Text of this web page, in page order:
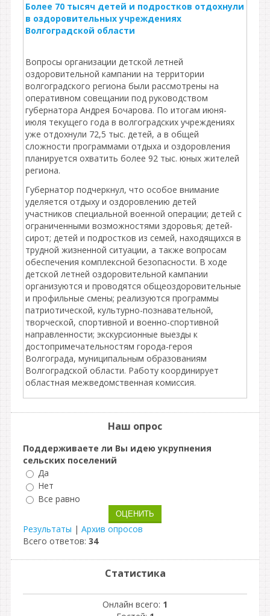
Более 70 тысяч детей и подростков отдохнули
в оздоровительных учреждениях
Волгоградской области
Вопросы организации детской летней
оздоровительной кампании на территории
волгоградского региона были рассмотрены на
оперативном совещании под руководством
губернатора Андрея Бочарова. По итогам июня-
июля текущего года в волгоградских учреждениях
уже отдохнули 72,5 тыс. детей, а в общей
сложности программами отдыха и оздоровления
планируется охватить более 92 тыс. юных жителей
региона.
Губернатор подчеркнул, что особое внимание
уделяется отдыху и оздоровлению детей
участников специальной военной операции; детей с
ограниченными возможностями здоровья; детей-
сирот; детей и подростков из семей, находящихся в
трудной жизненной ситуации, а также вопросам
обеспечения комплексной безопасности. В ходе
детской летней оздоровительной кампании
организуются и проводятся общеоздоровительные
и профильные смены; реализуются программы
патриотической, культурно-познавательной,
творческой, спортивной и военно-спортивной
направленности; экскурсионные выезды к
достопримечательностям города-героя
Волгограда, муниципальным образованиям
Волгоградской области. Работу координирует
областная межведомственная комиссия.
Наш опрос
Поддерживаете ли Вы идею укрупнения
сельских поселений
Да
Нет
Все равно
Результаты | Архив опросов
Всего ответов: 34
Статистика
Онлайн всего: 1